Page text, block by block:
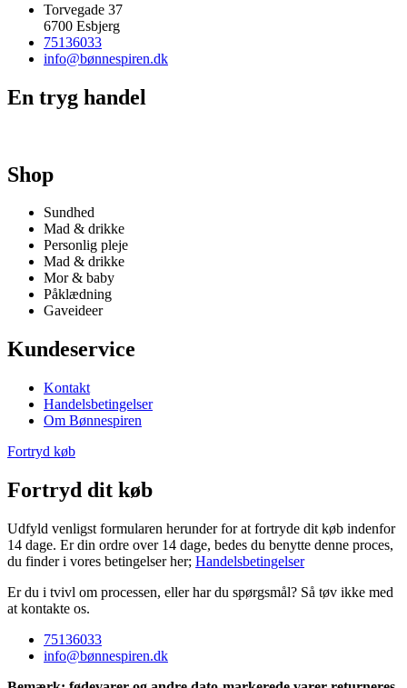
Torvegade 37
6700 Esbjerg
75136033
info@bønnespiren.dk
En tryg handel
Shop
Sundhed
Mad & drikke
Personlig pleje
Mad & drikke
Mor & baby
Påklædning
Gaveideer
Kundeservice
Kontakt
Handelsbetingelser
Om Bønnespiren
Fortryd køb
Fortryd dit køb
Udfyld venligst formularen herunder for at fortryde dit køb indenfor
14 dage. Er din ordre over 14 dage, bedes du benytte denne proces,
du finder i vores betingelser her; Handelsbetingelser
Er du i tvivl om processen, eller har du spørgsmål? Så tøv ikke med
at kontakte os.
75136033
info@bønnespiren.dk